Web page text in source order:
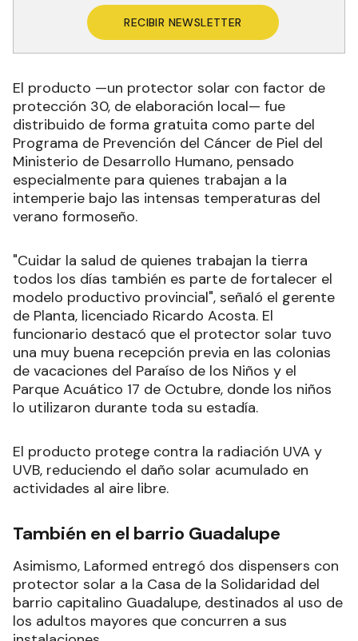
RECIBIR NEWSLETTER
El producto —un protector solar con factor de
protección 30, de elaboración local— fue
distribuido de forma gratuita como parte del
Programa de Prevención del Cáncer de Piel del
Ministerio de Desarrollo Humano, pensado
especialmente para quienes trabajan a la
intemperie bajo las intensas temperaturas del
verano formoseño.
"Cuidar la salud de quienes trabajan la tierra
todos los días también es parte de fortalecer el
modelo productivo provincial", señaló el gerente
de Planta, licenciado Ricardo Acosta. El
funcionario destacó que el protector solar tuvo
una muy buena recepción previa en las colonias
de vacaciones del Paraíso de los Niños y el
Parque Acuático 17 de Octubre, donde los niños
lo utilizaron durante toda su estadía.
El producto protege contra la radiación UVA y
UVB, reduciendo el daño solar acumulado en
actividades al aire libre.
También en el barrio Guadalupe
Asimismo, Laformed entregó dos dispensers con
protector solar a la Casa de la Solidaridad del
barrio capitalino Guadalupe, destinados al uso de
los adultos mayores que concurren a sus